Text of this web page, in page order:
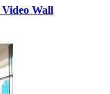
Wall